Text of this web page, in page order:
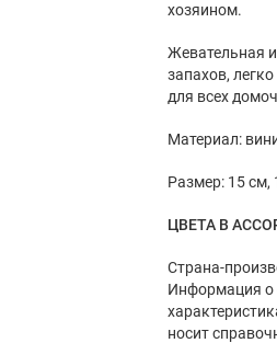
хозяином.
Жевательная
запахов,
для всех
Материал:
Размер: 15 см,
ЦВЕТА В
Страна-
Информация о
носит